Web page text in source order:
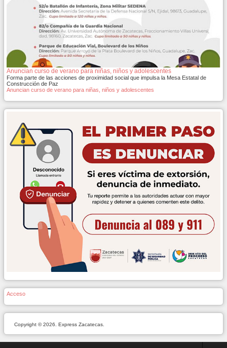
Anuncian curso de verano para niñas, niños y adolescentes
Forma parte de las acciones de proximidad social que impulsa la Mesa Estatal de
Construcción de Paz
Anuncian curso de verano para niñas, niños y adolescentes
Acceso
Copyright © 2026. Express Zacatecas.